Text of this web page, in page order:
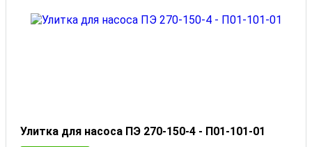
Улитка для насоса ПЭ 270-150-4 - П01-101-01